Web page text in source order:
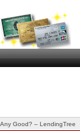
Good? – LendingTree